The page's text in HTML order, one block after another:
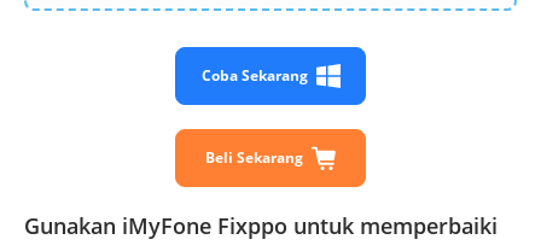
Coba Sekarang
Beli Sekarang
Gunakan iMyFone Fixppo untuk memperbaiki